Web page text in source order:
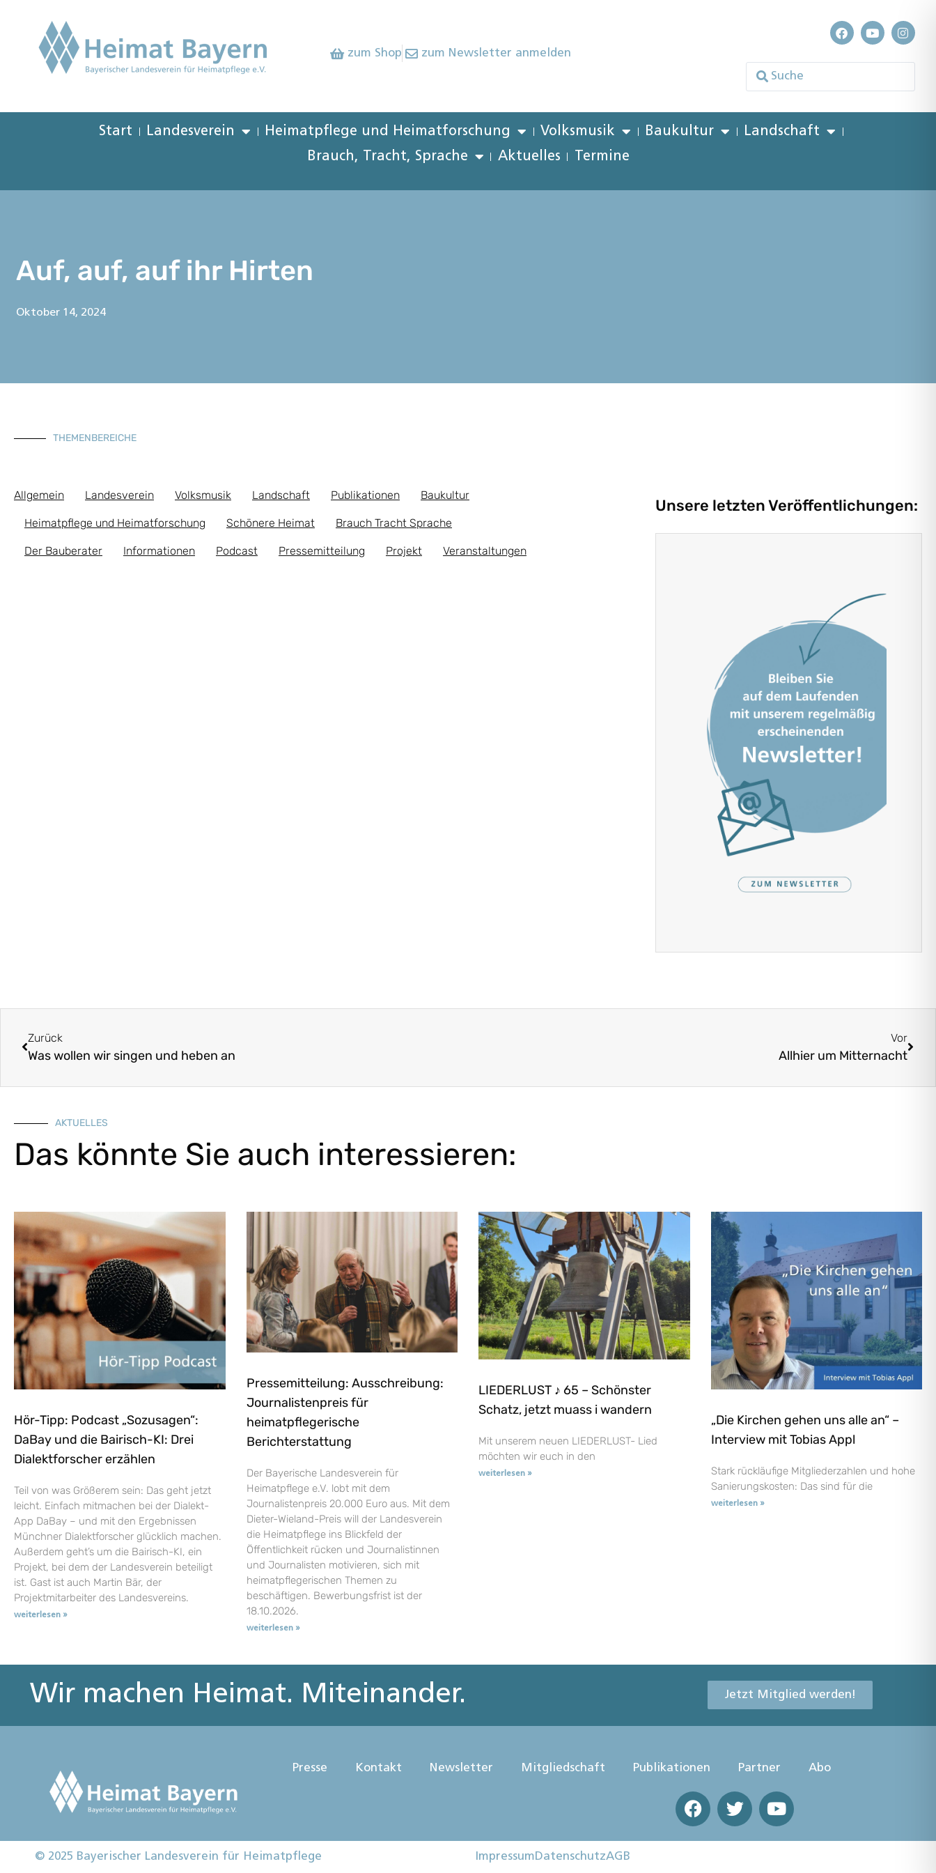
zum Shop zum Newsletter anmelden
Start Landesverein Heimatpflege und Heimatforschung Volksmusik Baukultur
Landschaft
Brauch, Tracht, Sprache
Aktuelles Termine
Auf, auf, auf ihr Hirten
Oktober 14, 2024
THEMENBEREICHE
Allgemein Landesverein Volksmusik Landschaft Publikationen Baukultur
Heimatpflege und Heimatforschung Schönere Heimat Brauch Tracht Sprache
Der Bauberater Informationen Podcast Pressemitteilung Projekt Veranstaltungen
Unsere letzten Veröffentlichungen:
Zurück
Was wollen wir singen und heben an
Vor
Allhier um Mitternacht
AKTUELLES
Das könnte Sie auch interessieren:
Hör-Tipp: Podcast „Sozusagen“:
DaBay und die Bairisch-KI: Drei
Dialektforscher erzählen
Teil von was Größerem sein: Das geht jetzt
leicht. Einfach mitmachen bei der Dialekt-
App DaBay – und mit den Ergebnissen
Münchner Dialektforscher glücklich machen.
Außerdem geht’s um die Bairisch-KI, ein
Projekt, bei dem der Landesverein beteiligt
ist. Gast ist auch Martin Bär, der
Projektmitarbeiter des Landesvereins.
weiterlesen »
Pressemitteilung: Ausschreibung:
Journalistenpreis für
heimatpflegerische
Berichterstattung
Der Bayerische Landesverein für
Heimatpflege e.V. lobt mit dem
Journalistenpreis 20.000 Euro aus. Mit dem
Dieter-Wieland-Preis will der Landesverein
die Heimatpflege ins Blickfeld der
Öffentlichkeit rücken und Journalistinnen
und Journalisten motivieren, sich mit
heimatpflegerischen Themen zu
beschäftigen. Bewerbungsfrist ist der
18.10.2026.
weiterlesen »
LIEDERLUST ♪ 65 – Schönster
Schatz, jetzt muass i wandern
Mit unserem neuen LIEDERLUST- Lied
möchten wir euch in den
weiterlesen »
„Die Kirchen gehen uns alle an“ –
Interview mit Tobias Appl
Stark rückläufige Mitgliederzahlen und hohe
Sanierungskosten: Das sind für die
weiterlesen »
Wir machen Heimat. Miteinander. Jetzt Mitglied werden!
Presse Kontakt Newsletter Mitgliedschaft Publikationen Partner Abo
© 2025 Bayerischer Landesverein für Heimatpflege ImpressumDatenschutzAGB